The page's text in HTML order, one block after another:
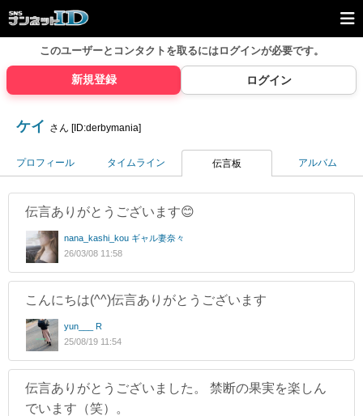
このユーザーとコンタクトを取るにはログインが必要です。
新規登録 ログイン
ケイ さん [ID:derbymania]
プロフィール タイムライン 伝言板 アルバム
伝言ありがとうございます😊
nana_kashi_kou ギャル妻奈々
26/03/08 11:58
こんにちは(^^)伝言ありがとうございます
yun___ R
25/08/19 11:54
伝言ありがとうございました。 禁断の果実を楽しん
でいます（笑）。